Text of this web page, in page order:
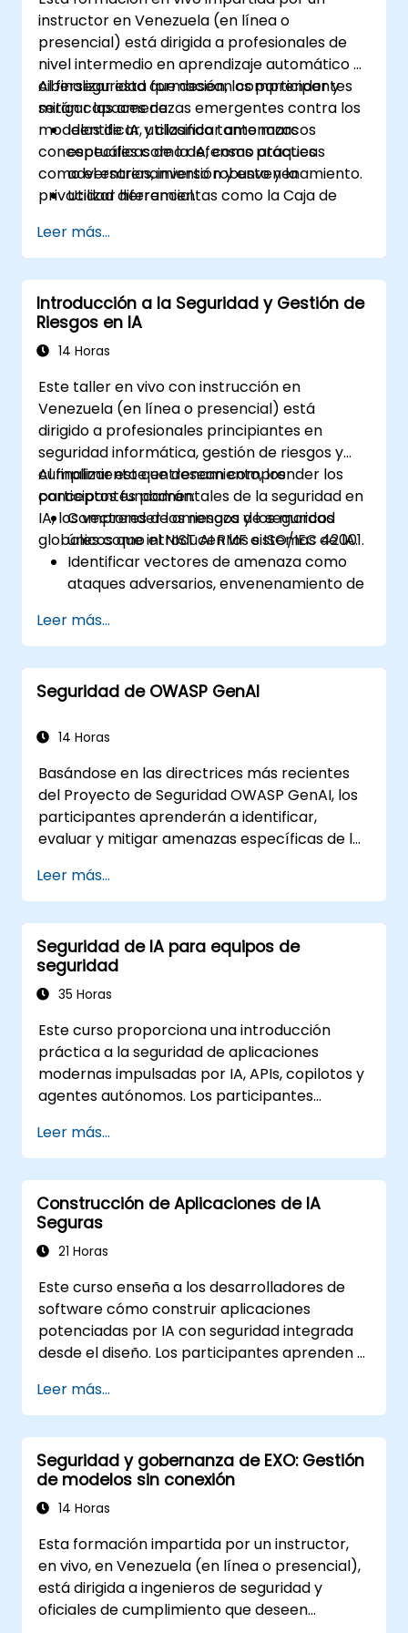
instructor en Venezuela (en línea o
presencial) está dirigida a profesionales de
nivel intermedio en aprendizaje automático y
ciberseguridad que desean comprender y
mitigar las amenazas emergentes contra los
modelos de IA, utilizando tanto marcos
conceptuales como defensas prácticas
como el entrenamiento robusto y la
privacidad diferencial.
Al finalizar esta formación, los participantes
serán capaces de:
Identificar y clasificar amenazas
específicas de la IA, como ataques
adversarios, inversión y envenenamiento.
Utilizar herramientas como la Caja de
(ART) para simular ataques y probar
modelos.
Aplicar defensas prácticas que incluyen
entrenamiento adversario, inyección de
ruido y técnicas de preservación de la
privacidad.
modelos conscientes de las amenazas en
entornos de producción.
Leer más...
Introducción a la Seguridad y Gestión de
Riesgos en IA
14 Horas
Este taller en vivo con instrucción en
Venezuela (en línea o presencial) está
dirigido a profesionales principiantes en
seguridad informática, gestión de riesgos y
cumplimiento que desean comprender los
conceptos fundamentales de la seguridad en
IA, los vectores de amenaza y los marcos
globales como el NIST AI RMF e ISO/IEC 42001.
Al finalizar este entrenamiento, los
participantes podrán:
Comprender los riesgos de seguridad
únicos que introducen los sistemas de IA.
Identificar vectores de amenaza como
ataques adversarios, envenenamiento de
Aplicar modelos fundamentales de
gobernanza como el Marco de Gestión
de Riesgos de IA del NIST (NIST AI RMF).
Alinear el uso de la IA con los estándares
cumplimiento y los principios éticos.
Leer más...
Seguridad de OWASP GenAI
14 Horas
Basándose en las directrices más recientes
del Proyecto de Seguridad OWASP GenAI, los
participantes aprenderán a identificar,
evaluar y mitigar amenazas específicas de la
del mundo real.
Leer más...
Seguridad de IA para equipos de
seguridad
35 Horas
Este curso proporciona una introducción
práctica a la seguridad de aplicaciones
modernas impulsadas por IA, APIs, copilotos y
agentes autónomos. Los participantes
la seguridad web tradicional, exploran
amenazas comunes específicas de IA como
la inyección de comandos, el
envenenamiento de RAG y el abuso de
agentes, y comprenden cómo proteger
sistemas de IA utilizando defensas en capas
de API y guardrails. A través de laboratorios
prácticos y ejemplos del mundo real, los
estudiantes adquieren las habilidades para
identificar patrones de ataque de IA, asegurar
aplicaciones basadas en LLM e implementar
Leer más...
Construcción de Aplicaciones de IA
Seguras
21 Horas
Este curso enseña a los desarrolladores de
software cómo construir aplicaciones
potenciadas por IA con seguridad integrada
desde el diseño. Los participantes aprenden a
RAG y agentes de IA contra amenazas
específicas de la IA, como inyección de
prompts, envenenamiento de datos, abuso
de herramientas, filtración de secretos y
salida de modelos insegura. El curso cubre el
diseño seguro de prompts, seguridad en RAG,
pruebas de red-teaming, ayudando a los
desarrolladores a crear funciones de IA
seguras, confiables y resistentes en entornos
del mundo real.
Leer más...
Seguridad y gobernanza de EXO: Gestión
de modelos sin conexión
14 Horas
Esta formación impartida por un instructor,
en vivo, en Venezuela (en línea o presencial),
está dirigida a ingenieros de seguridad y
oficiales de cumplimiento que deseen